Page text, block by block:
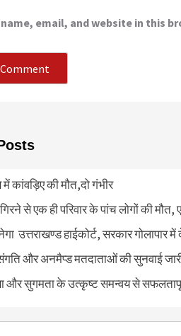
name, email, and website in this
कांवड़िए की मौत,दो गंभीर
से एक ही परिवार के पांच लोगों की मौत,
उत्तराखण्ड हाईकोर्ट, सरकार गोलापार
और अनमैप्ड मतदाताओं की सुनवाई
और सुगमता के उत्कृष्ट समन्वय से